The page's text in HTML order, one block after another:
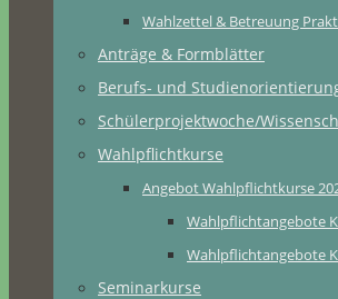
Wahlzettel & Betreuung
Anträge & Formblätter
Berufs- und
Schülerprojektwoche/
Wahlpflichtkurse
Angebot Wahlpflichtkurse
Wahlpflichtangebote
Wahlpflichtangebote
Seminarkurse